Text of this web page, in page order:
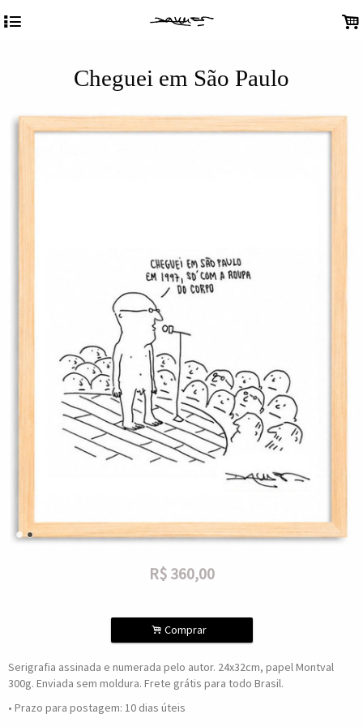
4 .
Cheguei em São Paulo
R$ 360,00
. Comprar
Serigrafia assinada e numerada pelo autor. 24x32cm, papel Montval
300g. Enviada sem moldura. Frete grátis para todo Brasil.
• Prazo para postagem: 10 dias úteis